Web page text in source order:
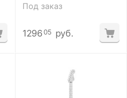
Под заказ
1296 05 руб.